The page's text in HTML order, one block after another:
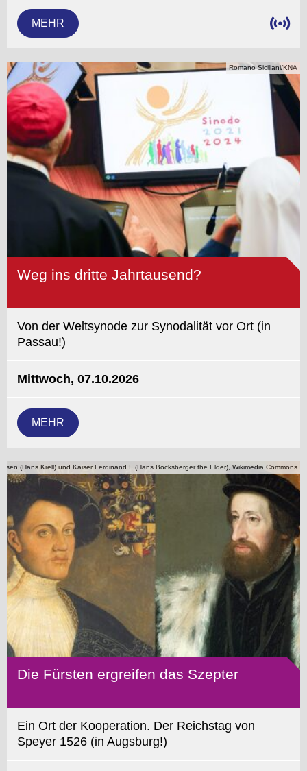
MEHR
Romano Siciliani/KNA
Weg ins dritte Jahrtausend?
Von der Weltsynode zur Synodalität vor Ort (in
Passau!)
Mittwoch, 07.10.2026
MEHR
(Hans Krell) und Kaiser Ferdinand I. (Hans Bocksberger the Elder), Wikimedia Commons
Die Fürsten ergreifen das Szepter
Ein Ort der Kooperation. Der Reichstag von
Speyer 1526 (in Augsburg!)